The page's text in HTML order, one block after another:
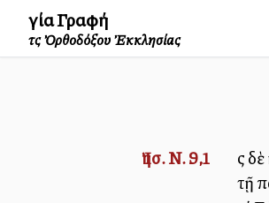
Ἁγία Γραφή
τῆς Ὀρθοδόξου Ἐκκλησίας
Ἰησ. Ν. 9,1
Ὡς
τῇ